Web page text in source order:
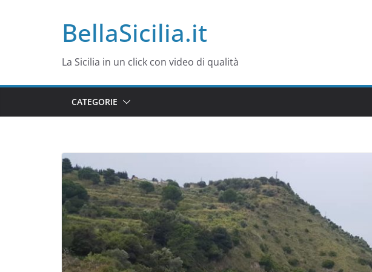
BellaSicilia.it
La Sicilia in un click con video di qualità
CATEGORIE